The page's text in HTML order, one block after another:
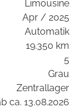
Limousine
Apr / 2025
Automatik
19.350 km
5
Grau
Zentrallager
ca. 13.08.2026